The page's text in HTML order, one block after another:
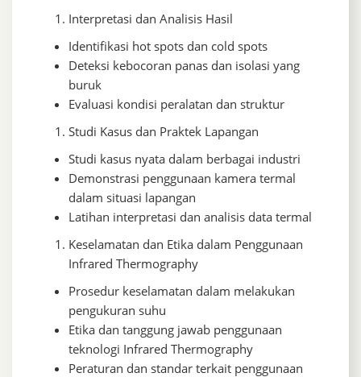
Interpretasi dan Analisis Hasil
Identifikasi hot spots dan cold spots
Deteksi kebocoran panas dan isolasi yang
buruk
Evaluasi kondisi peralatan dan struktur
Studi Kasus dan Praktek Lapangan
Studi kasus nyata dalam berbagai industri
Demonstrasi penggunaan kamera termal
dalam situasi lapangan
Latihan interpretasi dan analisis data termal
Keselamatan dan Etika dalam Penggunaan
Infrared Thermography
Prosedur keselamatan dalam melakukan
pengukuran suhu
Etika dan tanggung jawab penggunaan
teknologi Infrared Thermography
Peraturan dan standar terkait penggunaan